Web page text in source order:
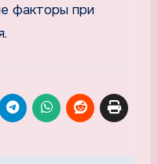
факторы при